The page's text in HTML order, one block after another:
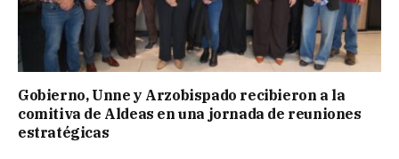
Gobierno, Unne y Arzobispado recibieron a la
comitiva de Aldeas en una jornada de reuniones
estratégicas